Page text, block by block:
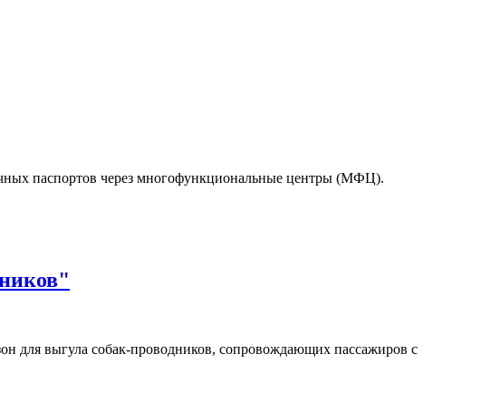
паспортов через многофункциональные центры (МФЦ).
для выгула собак-проводников, сопровождающих пассажиров с